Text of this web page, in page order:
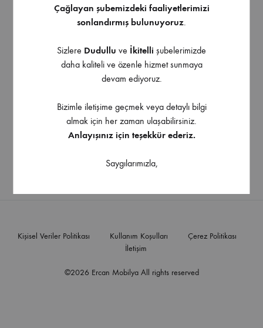
©2026 Ercan Mobilya All rights reserved
Kişisel Veriler Politikası Kullanım Koşulları
Çerez Politikası
İletişim
Çağlayan şubemizdeki faaliyetlerimizi
sonlandırmış bulunuyoruz.
Sizlere Dudullu ve İkitelli şubelerimizde
daha kaliteli ve özenle hizmet sunmaya
devam ediyoruz.
Bizimle iletişime geçmek veya detaylı bilgi
almak için her zaman ulaşabilirsiniz.
Anlayışınız için teşekkür ederiz.
Saygılarımızla,